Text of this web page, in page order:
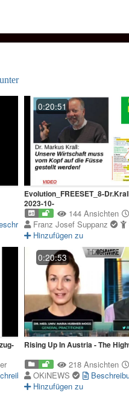
0:20:51
Evolution_FREESET_8-
2023-10-
144 Ansichten
Franz Josef Suppanz
Hinzufügen zu
0:20:53
Rising Up In Austria - The
218 Ansichten
OKiNEWS
Hinzufügen zu